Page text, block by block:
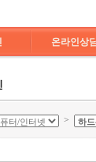
온라인상
>